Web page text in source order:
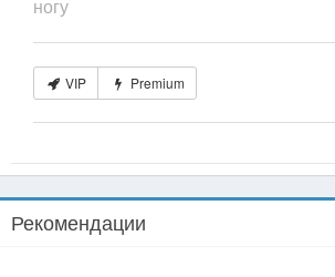
ногу
VIP Premium
Рекомендации